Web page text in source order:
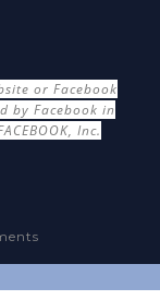
or Facebook
by Facebook in
Inc.